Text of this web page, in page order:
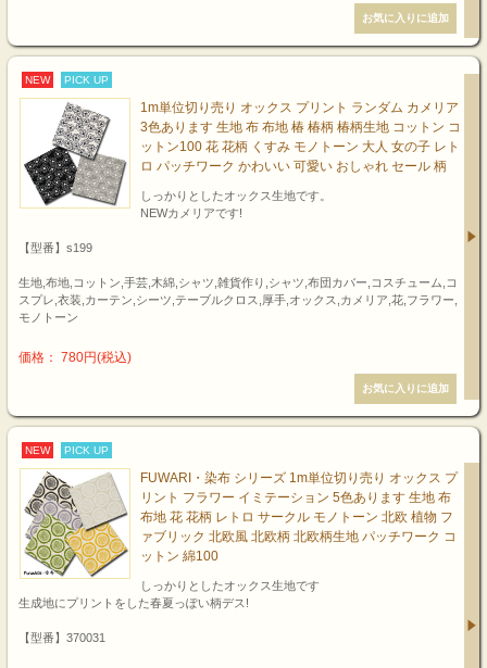
NEW PICK UP
1m単位切り売り オックス プリント ランダム カメリア
3色あります 生地 布 布地 椿 椿柄 椿柄生地 コットン コ
ットン100 花 花柄 くすみ モノトーン 大人 女の子 レト
ロ パッチワーク かわいい 可愛い おしゃれ セール 柄
しっかりとしたオックス生地です。
NEWカメリアです!
【型番】s199
生地,布地,コットン,手芸,木綿,シャツ,雑貨作り,シャツ,布団カバー,コスチューム,コ
スプレ,衣装,カーテン,シーツ,テーブルクロス,厚手,オックス,カメリア,花,フラワー,
モノトーン
価格： 780円(税込)
NEW PICK UP
FUWARI・染布 シリーズ 1m単位切り売り オックス プ
リント フラワー イミテーション 5色あります 生地 布
布地 花 花柄 レトロ サークル モノトーン 北欧 植物 フ
ァブリック 北欧風 北欧柄 北欧柄生地 パッチワーク コ
ットン 綿100
しっかりとしたオックス生地です
生成地にプリントをした春夏っぽい柄デス!
【型番】370031